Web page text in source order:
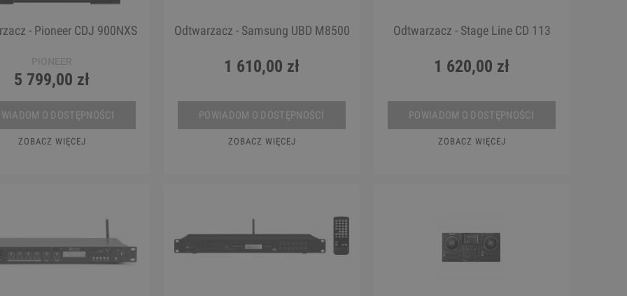
- Pioneer CDJ 900NXS
PIONEER
5 799,00 zł
O DOSTĘPNOŚCI
ZOBACZ WIĘCEJ
Odtwarzacz - Samsung UBD M8500
1 610,00 zł
POWIADOM O DOSTĘPNOŚCI
ZOBACZ WIĘCEJ
Odtwarzacz - Stage Line CD 113
1 620,00 zł
POWIADOM O DOSTĘPNOŚCI
ZOBACZ WIĘCEJ